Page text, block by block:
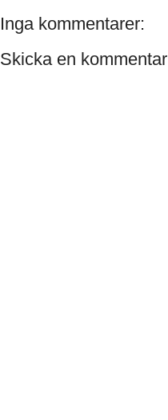
Inga kommentarer:
Skicka en kommentar